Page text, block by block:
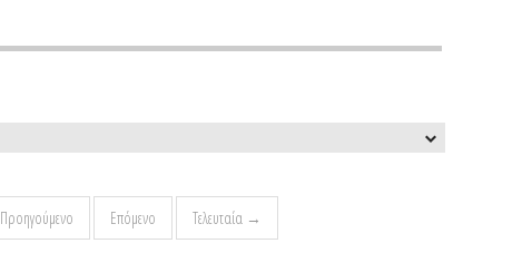
Προηγούμενο Επόμενο Τελευταία →